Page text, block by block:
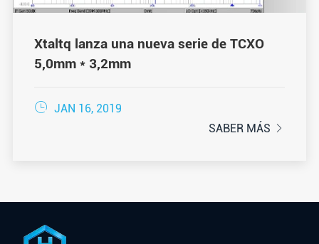
Xtaltq lanza una nueva serie de TCXO
5,0mm * 3,2mm
 JAN 16, 2019
SABER MÁS
